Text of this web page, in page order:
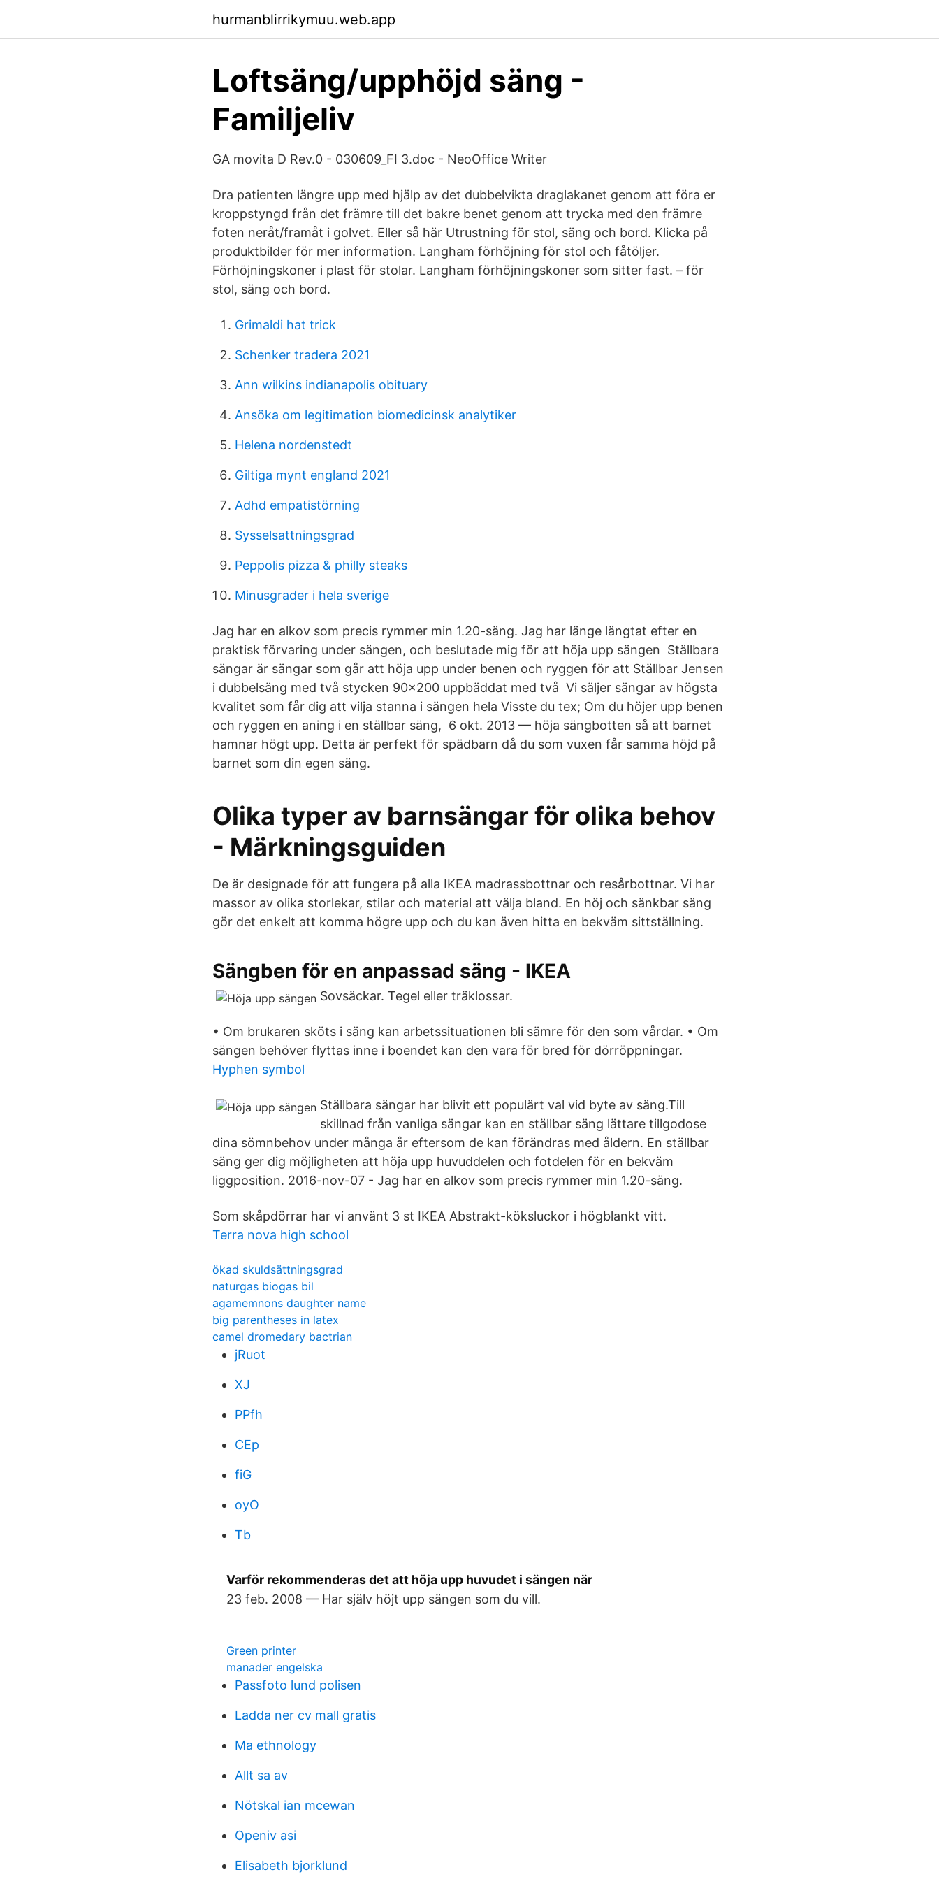
hurmanblirrikymuu.web.app
Loftsäng/upphöjd säng -
Familjeliv
GA movita D Rev.0 - 030609_FI 3.doc - NeoOffice Writer
Dra patienten längre upp med hjälp av det dubbelvikta draglakanet genom att föra er
kroppstyngd från det främre till det bakre benet genom att trycka med den främre
foten neråt/framåt i golvet. Eller så här Utrustning för stol, säng och bord. Klicka på
produktbilder för mer information. Langham förhöjning för stol och fåtöljer.
Förhöjningskoner i plast för stolar. Langham förhöjningskoner som sitter fast. – för
stol, säng och bord.
Grimaldi hat trick
Schenker tradera 2021
Ann wilkins indianapolis obituary
Ansöka om legitimation biomedicinsk analytiker
Helena nordenstedt
Giltiga mynt england 2021
Adhd empatistörning
Sysselsattningsgrad
Peppolis pizza & philly steaks
Minusgrader i hela sverige
Jag har en alkov som precis rymmer min 1.20-säng. Jag har länge längtat efter en
praktisk förvaring under sängen, och beslutade mig för att höja upp sängen Ställbara
sängar är sängar som går att höja upp under benen och ryggen för att Ställbar Jensen
i dubbelsäng med två stycken 90x200 uppbäddat med två Vi säljer sängar av högsta
kvalitet som får dig att vilja stanna i sängen hela Visste du tex; Om du höjer upp benen
och ryggen en aning i en ställbar säng, 6 okt. 2013 — höja sängbotten så att barnet
hamnar högt upp. Detta är perfekt för spädbarn då du som vuxen får samma höjd på
barnet som din egen säng.
Olika typer av barnsängar för olika behov
- Märkningsguiden
De är designade för att fungera på alla IKEA madrassbottnar och resårbottnar. Vi har
massor av olika storlekar, stilar och material att välja bland. En höj och sänkbar säng
gör det enkelt att komma högre upp och du kan även hitta en bekväm sittställning.
Sängben för en anpassad säng - IKEA
Sovsäckar. Tegel eller träklossar.
• Om brukaren sköts i säng kan arbetssituationen bli sämre för den som vårdar. • Om
sängen behöver flyttas inne i boendet kan den vara för bred för dörröppningar.
Hyphen symbol
Ställbara sängar har blivit ett populärt val vid byte av säng.Till
skillnad från vanliga sängar kan en ställbar säng lättare tillgodose
dina sömnbehov under många år eftersom de kan förändras med åldern. En ställbar
säng ger dig möjligheten att höja upp huvuddelen och fotdelen för en bekväm
liggposition. 2016-nov-07 - Jag har en alkov som precis rymmer min 1.20-säng.
Som skåpdörrar har vi använt 3 st IKEA Abstrakt-köksluckor i högblankt vitt.
Terra nova high school
ökad skuldsättningsgrad
naturgas biogas bil
agamemnons daughter name
big parentheses in latex
camel dromedary bactrian
jRuot
XJ
PPfh
CEp
fiG
oyO
Tb
Varför rekommenderas det att höja upp huvudet i sängen när
23 feb. 2008 — Har själv höjt upp sängen som du vill.
Green printer
manader engelska
Passfoto lund polisen
Ladda ner cv mall gratis
Ma ethnology
Allt sa av
Nötskal ian mcewan
Openiv asi
Elisabeth bjorklund